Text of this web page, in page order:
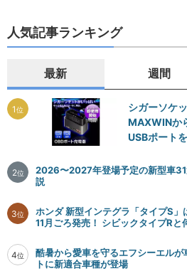
人気記事ランキング
最新 週間
1位
シガーソケ
MAXWINか
USBポート
2位
2026〜2027年登場予定の新型車
説
3位
ホンダ 新型インテグラ「タイプS
11月ごろ発売！ シビックタイプRと
4位
酷暑から愛車を守るエフシーエル
トに新適合車種が登場